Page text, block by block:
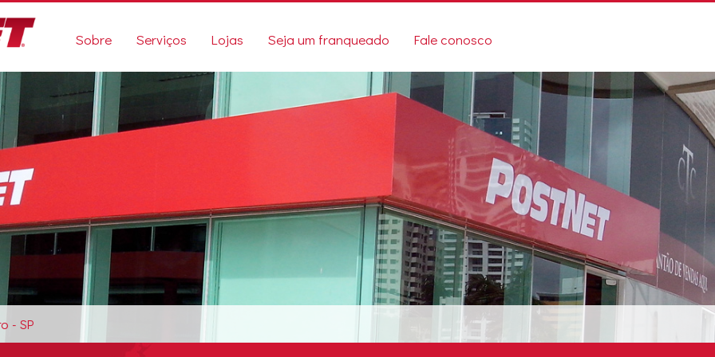
Sobre Serviços Lojas Seja um franqueado Fale conosco
- SP